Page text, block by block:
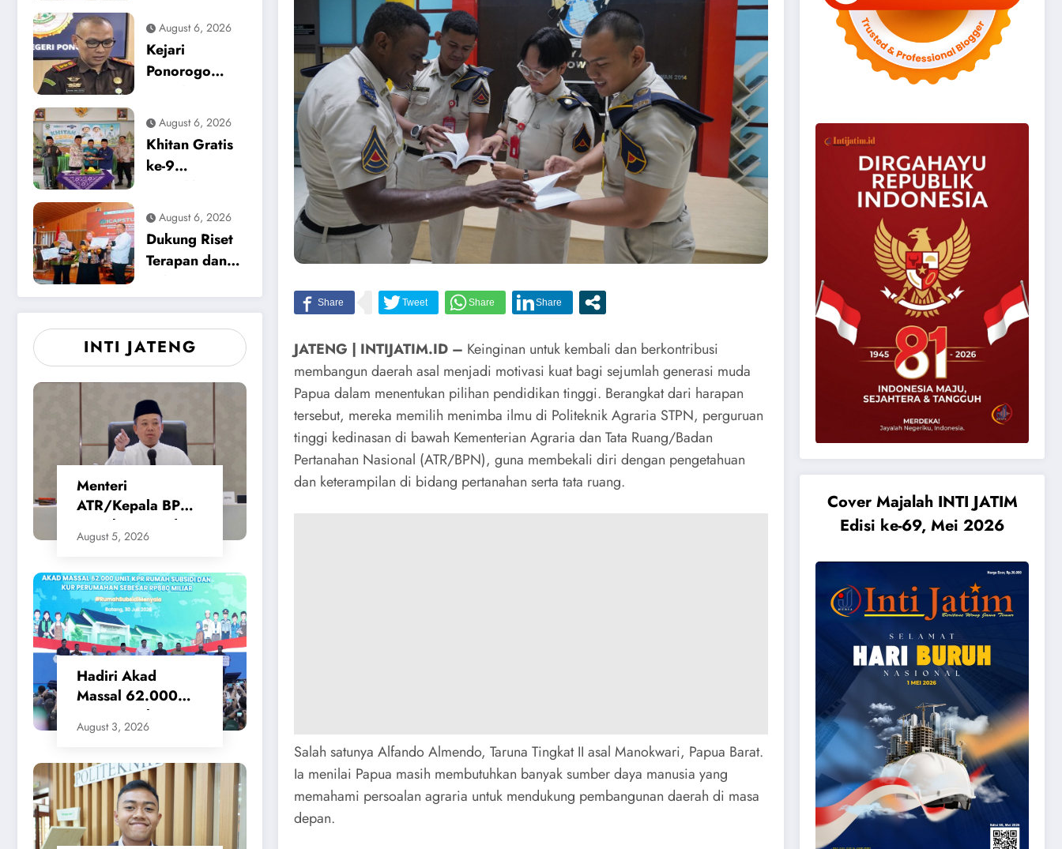
Seragam dan
Modul
Sinyal Tegas
Zero Tolerance
Keracunan
Makanan dan
August 6, 2026
Kejari
Ponorogo
Tersangka
Baru, Kasus
Dugaan
Korupsi
Perumahan
DPRD 2023-
2026
August 6, 2026
Khitan Gratis
ke-9
HUT ke-12
Media Pewarta
di Magetan
August 6, 2026
Dukung Riset
Terapan dan
Lingkungan,
Pemkab
Magetan
Apresiasi
ICAPSTURE
2026 Unesa
INTI JATENG
Menteri
ATR/Kepala BPN
Tetapkan Standar
Waktu Layanan
Tanah dan
Peralihan Hak
August 5, 2026
Hadiri Akad
Massal 62.000
KPR Rumah
Subsidi, Menteri
Tanah Beri
Kepastian bagi
Masyarakat
August 3, 2026
​JATENG | INTIJATIM.ID – Keinginan untuk kembali dan berkontribusi
membangun daerah asal menjadi motivasi kuat bagi sejumlah generasi muda
Papua dalam menentukan pilihan pendidikan tinggi. Berangkat dari harapan
tersebut, mereka memilih menimba ilmu di Politeknik Agraria STPN, perguruan
tinggi kedinasan di bawah Kementerian Agraria dan Tata Ruang/Badan
Pertanahan Nasional (ATR/BPN), guna membekali diri dengan pengetahuan
dan keterampilan di bidang pertanahan serta tata ruang.
Salah satunya Alfando Almendo, Taruna Tingkat II asal Manokwari, Papua Barat.
Ia menilai Papua masih membutuhkan banyak sumber daya manusia yang
memahami persoalan agraria untuk mendukung pembangunan daerah di masa
depan.
Cover Majalah INTI JATIM
Edisi ke-69, Mei 2026